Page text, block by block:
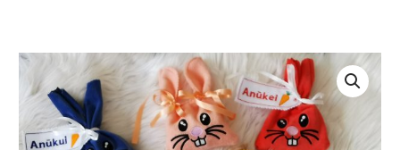
produkto
kiekis:
Maišelis-
kiškutis